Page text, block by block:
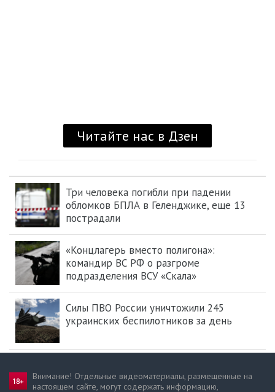
Три человека погибли при падении
обломков БПЛА в Геленджике, еще 13
пострадали
«Концлагерь вместо полигона»:
командир ВС РФ о разгроме
подразделения ВСУ «Скала»
Силы ПВО России уничтожили 245
украинских беспилотников за день
Внимание! Отдельные видеоматериалы, размещенные на
настоящем сайте, могут содержать информацию,